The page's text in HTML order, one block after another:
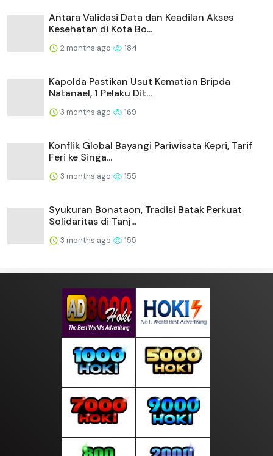
Antara Validasi Data dan Keadilan Akses
Kesehatan di Kota Bo...
2 months ago 184
Kapolda Pastikan Usut Kematian Bripda
Natanael, 1 Pelaku Dit...
3 months ago 169
Konflik Global Bayangi Pariwisata Kepri, Tarif
Feri ke Singa...
3 months ago 155
Syukuran Bonataon, Tradisi Batak Perkuat
Solidaritas di Tanj...
3 months ago 155